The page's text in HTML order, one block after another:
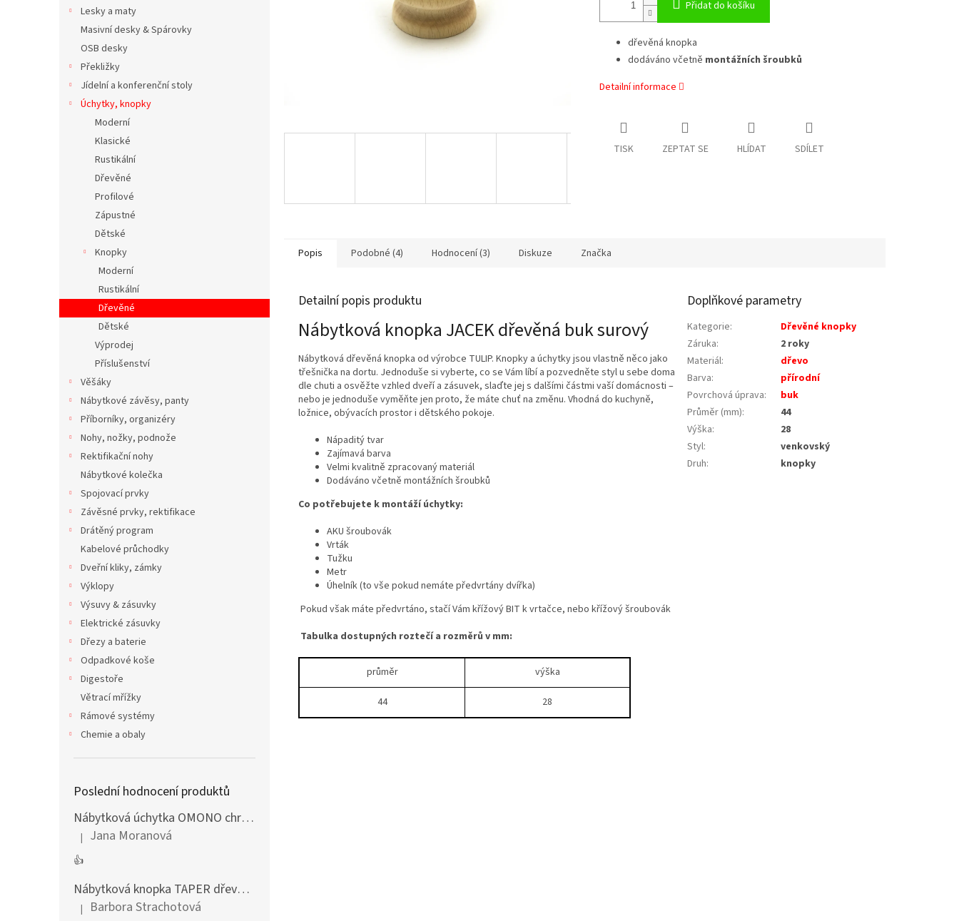
Lesky a maty
Masivní desky & Spárovky
OSB desky
Překližky
Jídelní a konferenční stoly
Úchytky, knopky
Moderní
Klasické
Rustikální
Dřevěné
Profilové
Zápustné
Dětské
Knopky
Moderní
Rustikální
Dřevěné
Dětské
Výprodej
Příslušenství
Věšáky
Nábytkové závěsy, panty
Příborníky, organizéry
Nohy, nožky, podnože
Rektifikační nohy
Nábytkové kolečka
Spojovací prvky
Závěsné prvky, rektifikace
Drátěný program
Kabelové průchodky
Dveřní kliky, zámky
Výklopy
Výsuvy & zásuvky
Elektrické zásuvky
Dřezy a baterie
Odpadkové koše
Digestoře
Větrací mřížky
Rámové systémy
Chemie a obaly
Poslední hodnocení produktů
Nábytková úchytka OMONO chrom lesklý
Hodnocení produktu je 5 z 5 hvězdiček.
| Jana Moranová
👍
Nábytková knopka TAPER dřevěná dub lakovaný
Hodnocení produktu je 5 z 5 hvězdiček.
| Barbora Strachotová
Přidat do košíku
dřevěná knopka
dodáváno včetně montážních šroubků
Detailní informace
TISK ZEPTAT SE HLÍDAT SDÍLET
Popis Podobné (4) Hodnocení (3) Diskuze Značka
Detailní popis produktu
Nábytková knopka JACEK dřevěná buk surový
Nábytková dřevěná knopka od výrobce TULIP. Knopky a úchytky jsou vlastně něco jako
třešnička na dortu. Jednoduše si vyberte, co se Vám líbí a pozvedněte styl u sebe doma
dle chuti a osvěžte vzhled dveří a zásuvek, slaďte jej s dalšími částmi vaší domácnosti –
nebo je jednoduše vyměňte jen proto, že máte chuť na změnu. Vhodná do kuchyně,
ložnice, obývacích prostor i dětského pokoje.
Nápaditý tvar
Zajímavá barva
Velmi kvalitně zpracovaný materiál
Dodáváno včetně montážních šroubků
Co potřebujete k montáží úchytky:
AKU šroubovák
Vrták
Tužku
Metr
Úhelník (to vše pokud nemáte předvrtány dvířka)
Pokud však máte předvrtáno, stačí Vám křížový BIT k vrtačce, nebo křížový šroubovák
Tabulka dostupných roztečí a rozměrů v mm:
průměr výška
44 28
Doplňkové parametry
Kategorie:
Dřevěné knopky
Záruka:
2 roky
Materiál:
dřevo
Barva:
přírodní
Povrchová úprava:
buk
Průměr (mm):
44
Výška:
28
Styl:
venkovský
Druh: knopky